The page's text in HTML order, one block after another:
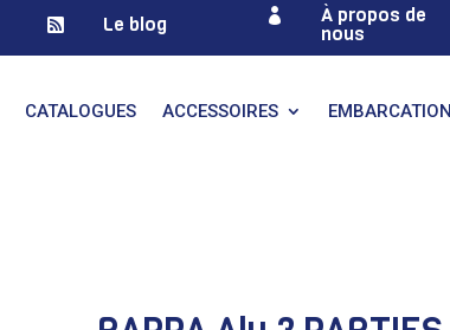
 Le blog  À propos de
nous
CATALOGUES ACCESSOIRES EMBARCATION